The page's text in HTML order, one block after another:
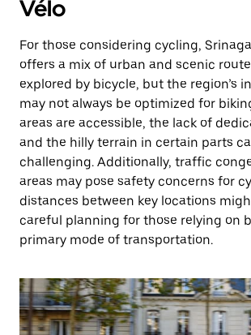
Vélo
For those considering cycling,
offers a mix of urban and scenic
explored by bicycle, but the region’s
may not always be optimized for
areas are accessible, the lack of
and the hilly terrain in certain parts
challenging. Additionally, traffic
areas may pose safety concerns for
distances between key locations
careful planning for those relying on
primary mode of transportation.